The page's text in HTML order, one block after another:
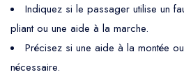
Indiquez si le passager utilise un
pliant ou une aide à la marche.
Précisez si une aide à la montée
nécessaire.